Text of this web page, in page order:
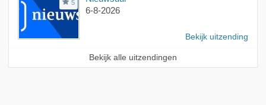
5
6-8-2026
Bekijk uitzending
Bekijk alle uitzendingen